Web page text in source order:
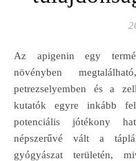
Az apigenin egy természetes flavonoid, amely számos
növényben
petrezselyemben és a
kutatók egyre inkább
potenciális jótékony
népszerűvé vált a
gyógyászat területén,